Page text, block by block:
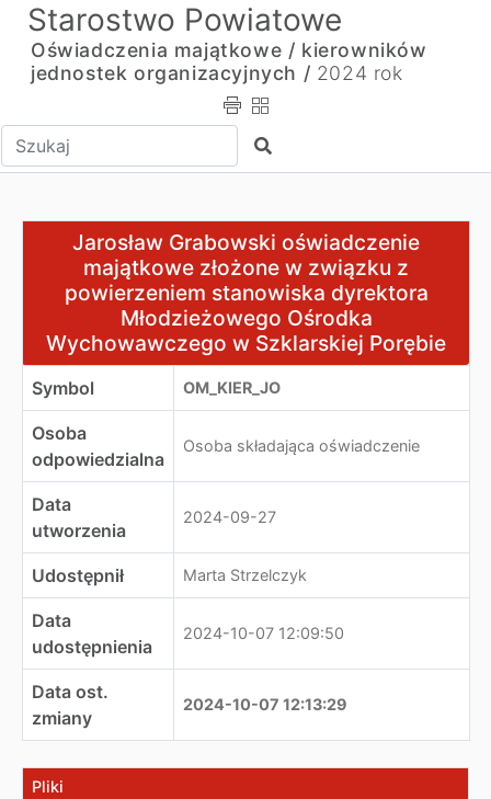
Starostwo Powiatowe
Oświadczenia majątkowe / kierowników
jednostek organizacyjnych / 2024 rok
Wpisz tekst do wyszukania Szukaj
Jarosław Grabowski oświadczenie majątkowe
Jarosław Grabowski oświadczenie
majątkowe złożone w związku z
powierzeniem stanowiska dyrektora
Młodzieżowego Ośrodka
Wychowawczego w Szklarskiej Porębie
Symbol OM_KIER_JO
Osoba
odpowiedzialna
Osoba składająca oświadczenie
Data
utworzenia
2024-09-27
Udostępnił Marta Strzelczyk
Data
udostępnienia
2024-10-07 12:09:50
Data ost.
zmiany
2024-10-07 12:13:29
Pliki